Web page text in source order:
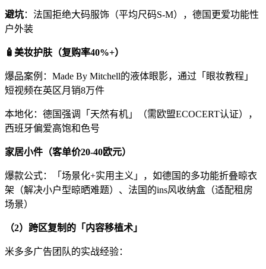
避坑：法国拒绝大码服饰（平均尺码S-M），德国更爱功能性
户外装
🧴 美妆护肤（复购率40%+）
爆品案例： Made By Mitchell的液体眼影，通过「眼妆教程」
短视频在英区月销8万件
本地化：德国强调「天然有机」（需欧盟ECOCERT认证），
西班牙偏爱高饱和色号
家居小件（客单价20-40欧元）
爆款公式：「场景化+实用主义」，如德国的多功能折叠晾衣
架（解决小户型晾晒难题）、法国的ins风收纳盒（适配租房
场景）
（2）跨区复制的「内容移植术」
米多多广告团队的实战经验：